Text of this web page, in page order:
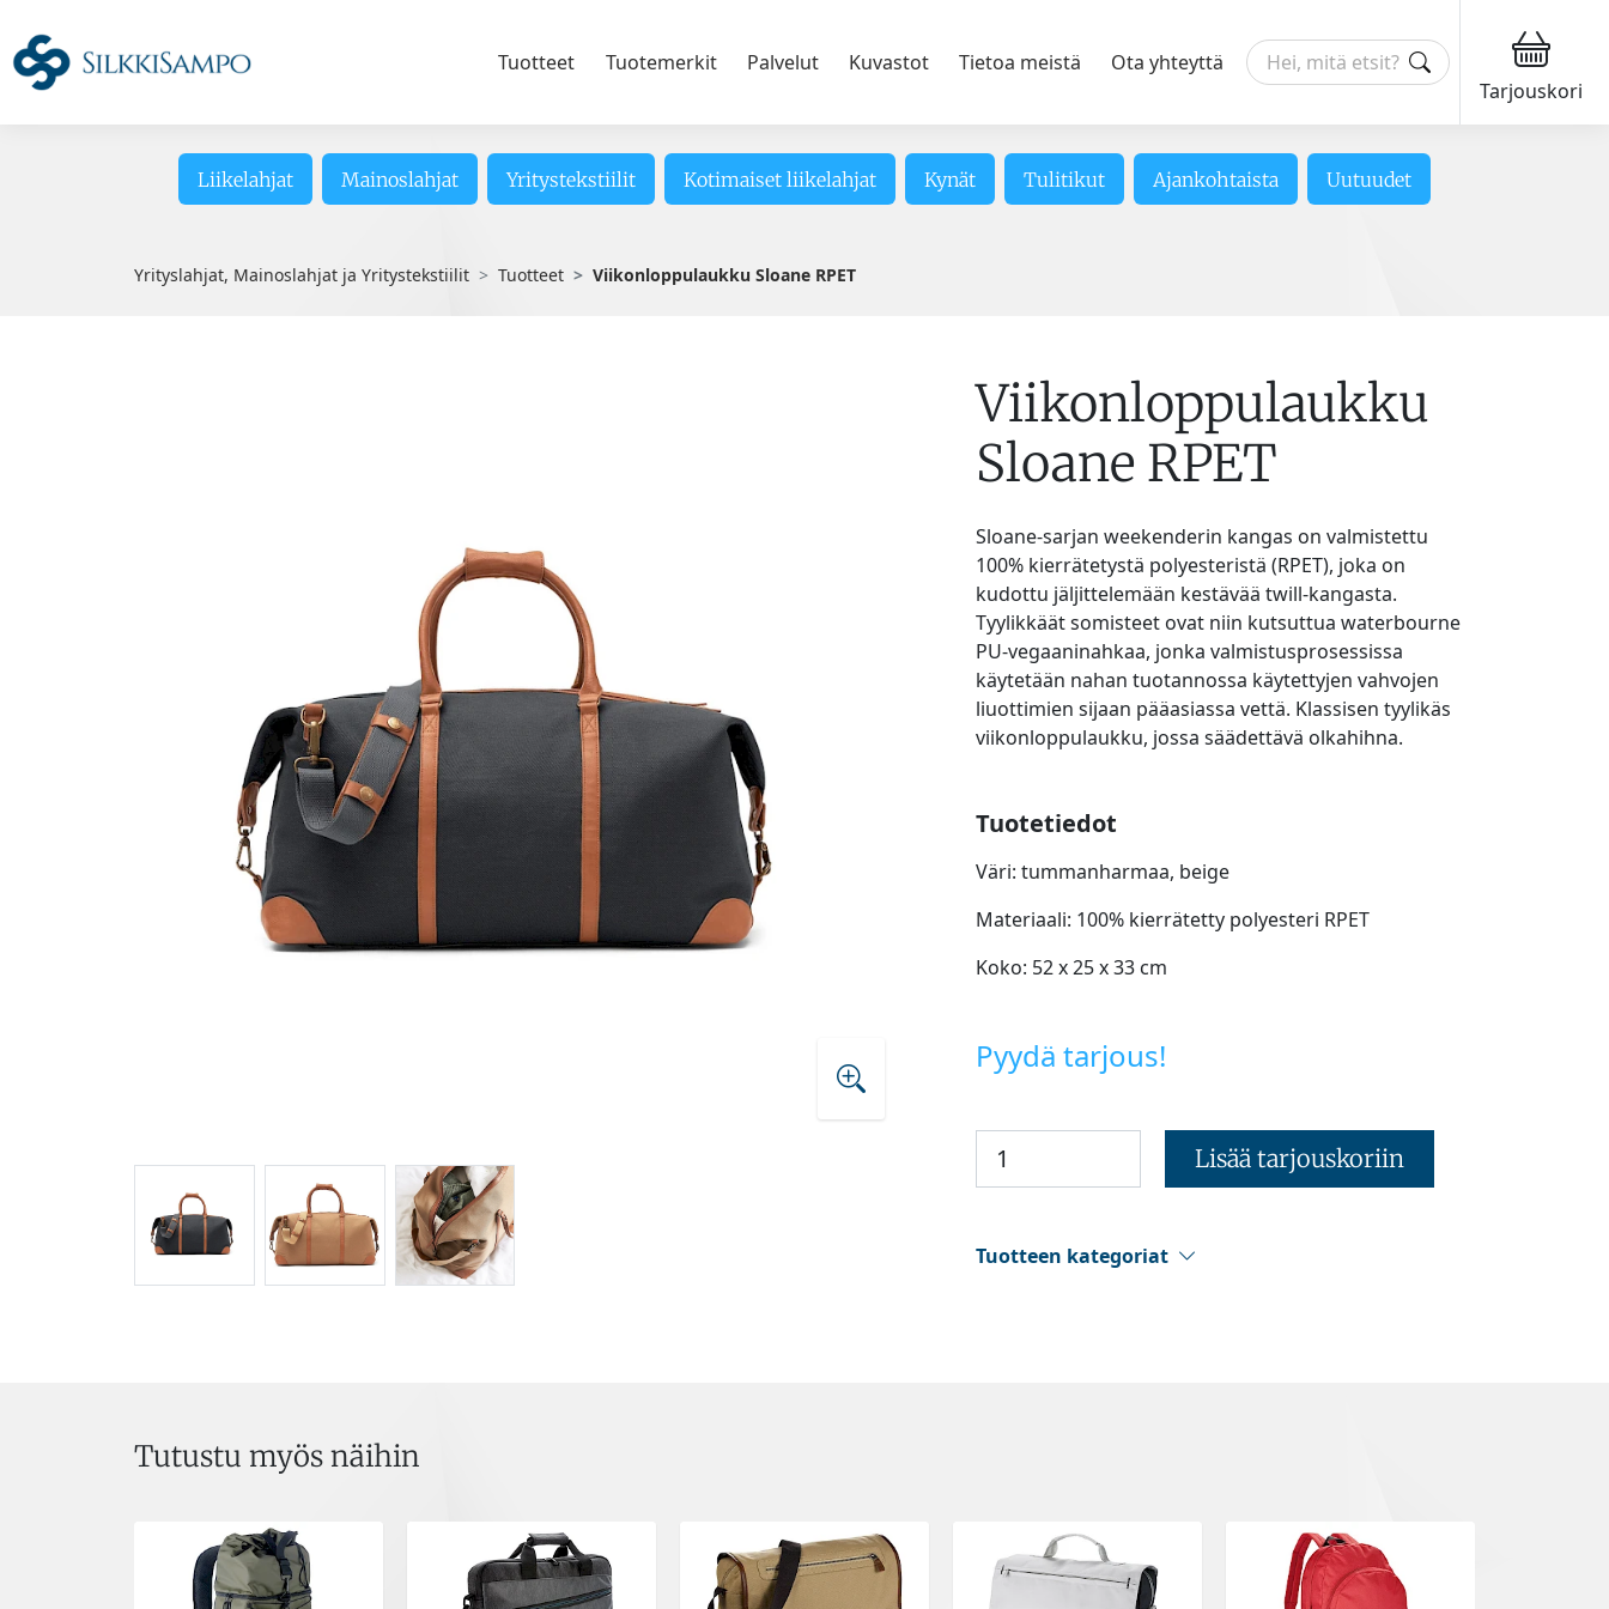
Tuotteet Tuotemerkit Palvelut Kuvastot Tietoa meistä
Ota yhteyttä
Tarjouskori
Liikelahjat Mainoslahjat Yritystekstiilit Kotimaiset liikelahjat Kynät Tulitikut Ajankohtaista Uutuudet
Yrityslahjat, Mainoslahjat ja Yritystekstiilit Tuotteet Viikonloppulaukku Sloane RPET
Viikonloppulaukku
Sloane RPET
Sloane-sarjan weekenderin kangas on valmistettu
100% kierrätetystä polyesteristä (RPET), joka on
kudottu jäljittelemään kestävää twill-kangasta.
Tyylikkäät somisteet ovat niin kutsuttua waterbourne
PU-vegaaninahkaa, jonka valmistusprosessissa
käytetään nahan tuotannossa käytettyjen vahvojen
liuottimien sijaan pääasiassa vettä. Klassisen tyylikäs
viikonloppulaukku, jossa säädettävä olkahihna.
Tuotetiedot
Väri: tummanharmaa, beige
Materiaali: 100% kierrätetty polyesteri RPET
Koko: 52 x 25 x 33 cm
Pyydä tarjous!
Lisää tarjouskoriin
Tuotteen kategoriat
Tutustu myös näihin